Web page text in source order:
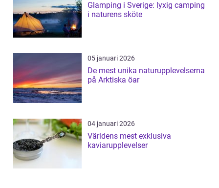
Glamping i Sverige: lyxig camping
i naturens sköte
05 januari 2026
De mest unika naturupplevelserna
på Arktiska öar
04 januari 2026
Världens mest exklusiva
kaviarupplevelser